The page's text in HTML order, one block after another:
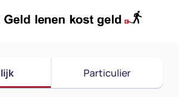
Particulier